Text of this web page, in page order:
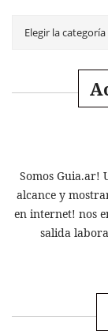
Somos Guia.ar!
alcance y
en internet! nos
salida